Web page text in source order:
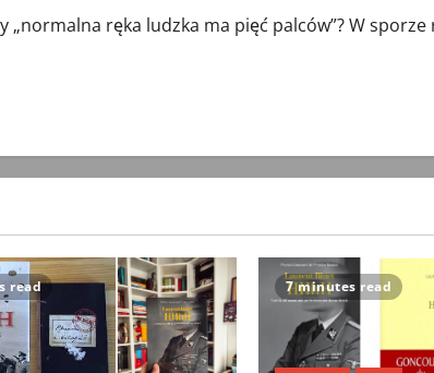
„normalna ręka ludzka ma pięć palców”? W
read 7 minutes read